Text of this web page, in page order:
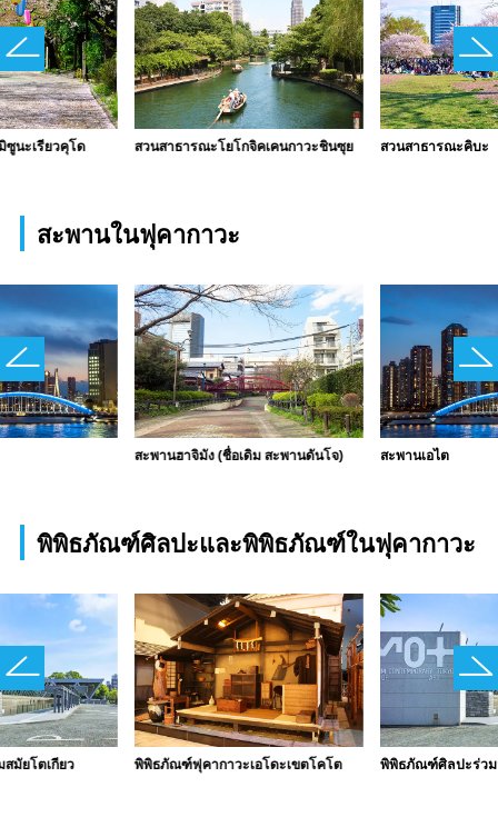
นะเรียวคุโด สวนสาธารณะโยโกจิคเคนกาวะชินซุย สวนสาธารณะคิบะ
สะพานในฟุคากาวะ
สะพานฮาจิมัง (ชื่อเดิม สะพานดันโจ) สะพานเอไต
พิพิธภัณฑ์ศิลปะและพิพิธภัณฑ์ในฟุคากาวะ
มัยโตเกียว พิพิธภัณฑ์ฟุคากาวะเอโดะเขตโคโต พิพิธภัณฑ์ศิลปะร่วม